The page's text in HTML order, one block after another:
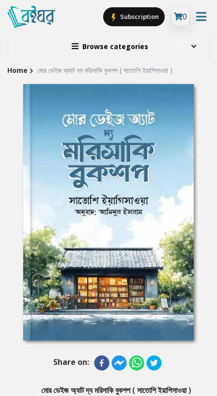
Browse categories
Subscription 0
Site
Home মোর ডেইজ অ্যাট দ্য মরিসাকি বুকশপ ( সাতোশি ইয়াগিসাওয়া )
Share on:
মোর ডেইজ অ্যাট দ্য মরিসাকি বুকশপ ( সাতোশি ইয়াগিসাওয়া )